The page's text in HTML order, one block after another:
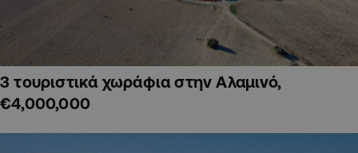
3 τουριστικά χωράφια στην Αλαμινό,
€4,000,000